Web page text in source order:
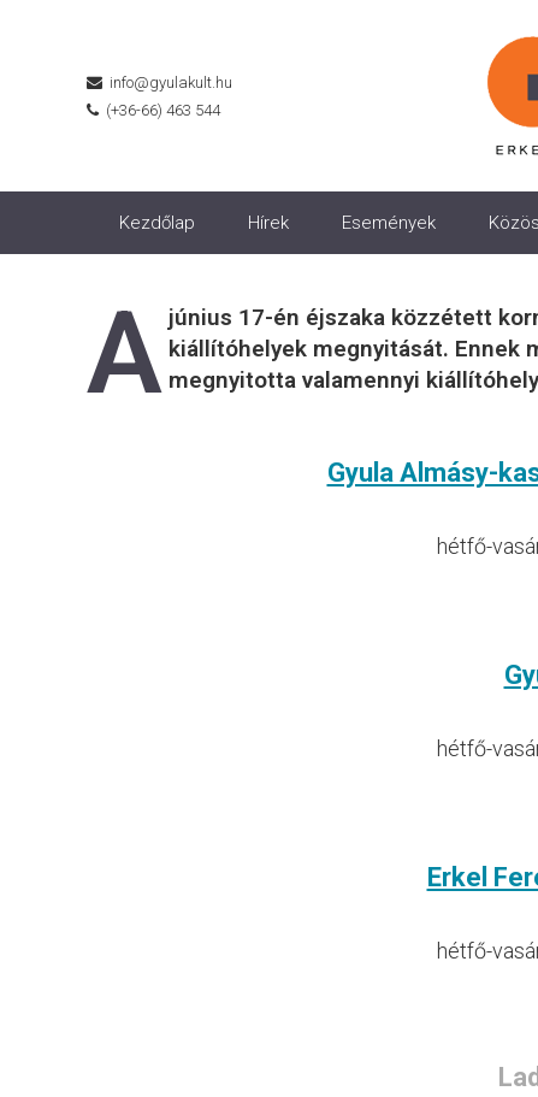
info@gyulakult.hu
(+36-66) 463 544
Kezdőlap Hírek Események
A június 17-én éjszaka közzétett
kiállítóhelyek megnyitását. Ennek
megnyitotta valamennyi
Gyula Almásy-
hétfő-
hétfő-
Erkel
hétfő-